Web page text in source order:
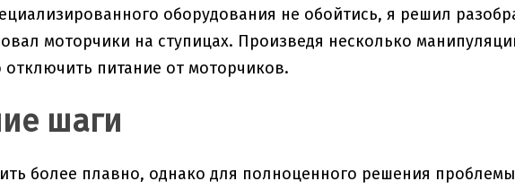
оборудования не обойтись, я решил
моторчики на ступицах. Произведя несколько
питание от моторчиков.
шаги
более плавно, однако для полноценного решения